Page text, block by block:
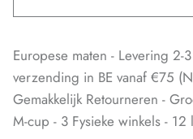
Europese maten - Levering 2-
verzending in BE vanaf €75
Gemakkelijk Retourneren -
M-cup - 3 Fysieke winkels - 12